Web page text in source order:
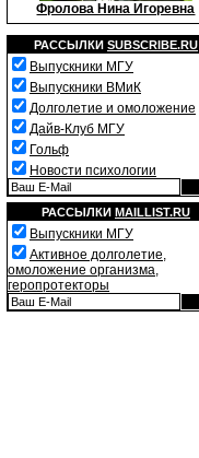
Фролова Нина Игоревна
РАССЫЛКИ SUBSCRIBE.RU
Выпускники МГУ
Выпускники ВМиК
Долголетие и омоложение
Дайв-Клуб МГУ
Гольф
Новости психологии
РАССЫЛКИ MAILLIST.RU
Выпускники МГУ
Активное долголетие,
омоложение организма,
геропротекторы